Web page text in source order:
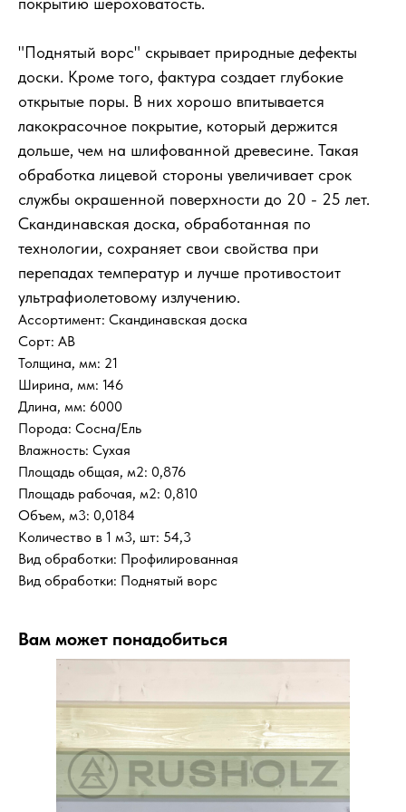
КУпить билет
"Поднятый ворс" скрывает природные дефекты
доски. Кроме того, фактура создает глубокие
открытые поры. В них хорошо впитывается
лакокрасочное покрытие, который держится
дольше, чем на шлифованной древесине. Такая
обработка лицевой стороны увеличивает срок
службы окрашенной поверхности до 20 - 25 лет.
Скандинавская доска, обработанная по
технологии, сохраняет свои свойства при
перепадах температур и лучше противостоит
ультрафиолетовому излучению.
Ассортимент: Скандинавская доска
Сорт: АВ
Толщина, мм: 21
Ширина, мм: 146
Длина, мм: 6000
Порода: Сосна/Ель
Влажность: Сухая
Площадь общая, м2: 0,876
Площадь рабочая, м2: 0,810
Объем, м3: 0,0184
Количество в 1 м3, шт: 54,3
Вид обработки: Профилированная
Вид обработки: Поднятый ворс
Вам может понадобиться